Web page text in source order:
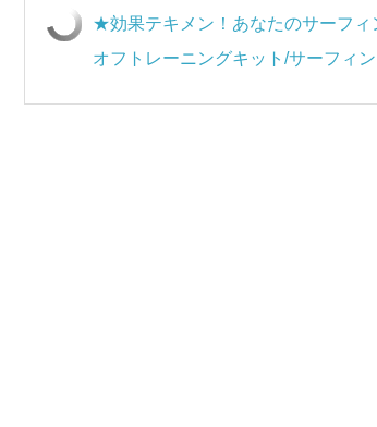
★効果テキメン！あなたのサーフ
オフトレーニングキット/サーフィ